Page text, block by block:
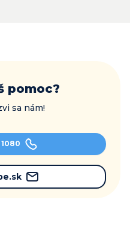
pomoc?
sa nám!
1080